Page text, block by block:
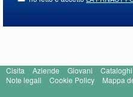
Cisita Aziende Giovani Cataloghi
Note legali
Cookie Policy Mappa